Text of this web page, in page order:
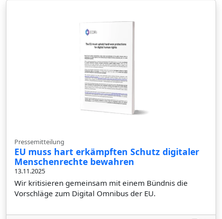
Pressemitteilung
EU muss hart erkämpften Schutz digitaler
Menschenrechte bewahren
13.11.2025
Wir kritisieren gemeinsam mit einem Bündnis die
Vorschläge zum Digital Omnibus der EU.